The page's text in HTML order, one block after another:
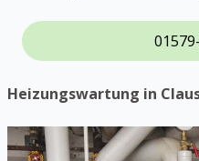
Heizungswartung in